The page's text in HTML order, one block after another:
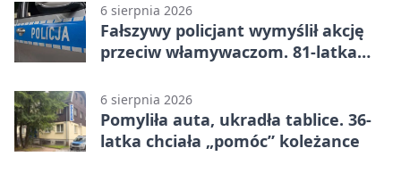
6 sierpnia 2026
Fałszywy policjant wymyślił akcję
przeciw włamywaczom. 81-latka
6 sierpnia 2026
Pomyliła auta, ukradła tablice. 36-
latka chciała „pomóc” koleżance